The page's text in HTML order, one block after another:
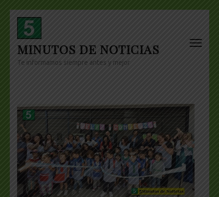
Skip
content
(Press
Enter)
MINUTOS DE NOTICIAS
Te informamos siempre antes y mejor